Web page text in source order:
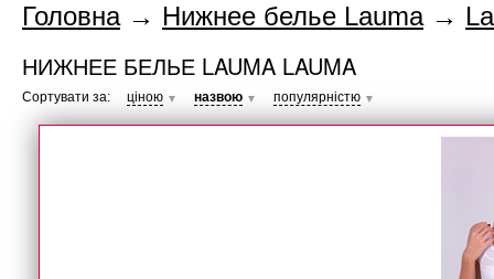
Головна→ Нижнее белье Lauma→
НИЖНЕЕ БЕЛЬЕ LAUMA LAUMA
Сортувати за: ціною ▼ назвою ▼ популярністю ▼